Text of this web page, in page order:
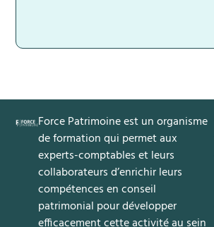
Force Patrimoine est un organisme
de formation qui permet aux
experts-comptables et leurs
collaborateurs d’enrichir leurs
compétences enconseil
patrimonial pour développer